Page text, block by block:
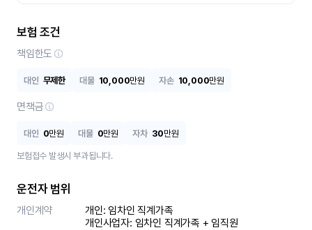
보험 조건
책임한도
대인 무제한 대물 10,000만원 자손 10,000만원
면책금
대인 0만원 대물 0만원 자차 30만원
보험접수 발생시 부과됩니다.
운전자 범위
개인계약
개인: 임차인 직계가족
개인사업자: 임차인 직계가족 + 임직원